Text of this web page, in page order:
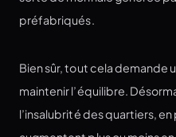
préfabriqués.
Bien sûr, tout cela demande
maintenir l’équilibre.
l’insalubrité des quartiers,